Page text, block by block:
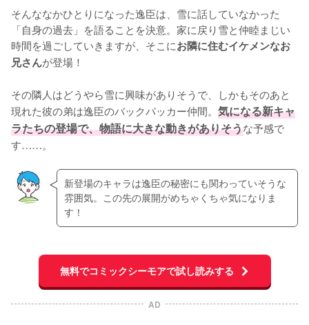
そんななかひとりになった逸臣は、雪に話していなかった
「自身の過去」を語ることを決意。家に戻り雪と仲睦まじい
時間を過ごしていきますが、そこにお隣に住むイケメンなお
兄さんが登場！
その隣人はどうやら雪に興味がありそうで、しかもそのあと
現れた彼の弟は逸臣のバックパッカー仲間。 気になる新キャ
ラたちの登場で、物語に大きな動きがありそうな予感で
す……。
新登場のキャラは逸臣の秘密にも関わっていそうな
雰囲気。この先の展開がめちゃくちゃ気になりま
す！
無料でコミックシーモアで試し読みする
AD